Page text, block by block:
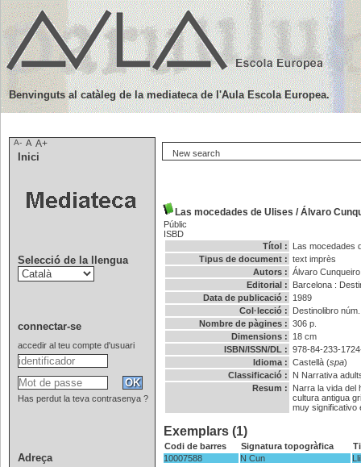
New search
Las mocedades de Ulises /Álvaro
Públic
ISBD
Títol :
Las mocedades
Tipus de document : text imprès
Autors : Álvaro Cunqueiro
Editorial :
Barcelona :
Data de publicació :
1989
Col·lecció :
Destinolibro
Nombre de pàgines : 306 p.
Dimensions :
18 cm
ISBN/ISSN/DL : 978-84-233-
Idioma : Castellà (spa)
Classificació :
N Narrativa
Resum :
Narra la vida del
sino en toda la
mítico,
Exemplars (1)
Codi de barres Signatura topogràfica
Benvinguts al catàleg de la mediateca de l'Aula Escola Europea.
A- A A+
Inici
Selecció de la llengua
connectar-se
accedir al teu compte d'usuari
Has perdut la teva contrasenya ?
Adreça